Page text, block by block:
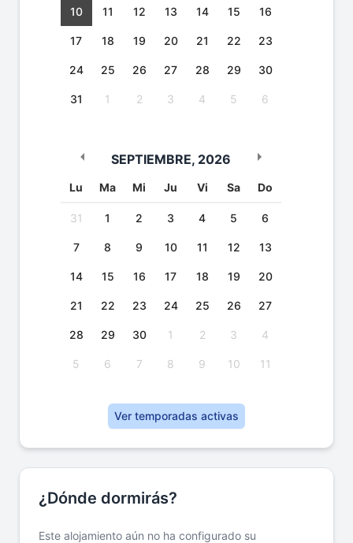
10 11 12 13 14 15 16
17 18 19 20 21 22 23
24 25 26 27 28 29 30
31 1 2 3 4 5 6
SEPTIEMBRE, 2026
Lu Ma Mi Ju Vi Sa Do
31 1 2 3 4 5 6
7 8 9 10 11 12 13
14 15 16 17 18 19 20
21 22 23 24 25 26 27
28 29 30 1 2 3 4
5 6 7 8 9 10 11
Ver temporadas activas
¿Dónde dormirás?
Este alojamiento aún no ha configurado su